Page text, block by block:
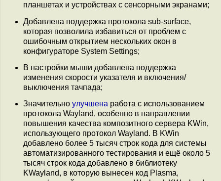
планшетах и устройствах с сенсорными экранами;
Добавлена поддержка протокола sub-surface,
которая позволила избавиться от проблем с
ошибочным открытием нескольких окон в
конфигураторе System Settings;
В настройки мыши добавлена поддержка
изменения скорости указателя и включения/
выключения тачпада;
Значительно улучшена работа с использованием
протокола Wayland, особенно в направлении
повышения качества композитного сервера KWin,
использующего протокол Wayland. В KWin
добавлено более 5 тысяч строк кода для системы
автоматизированного тестирования и ещё около 5
тысяч строк кода добавлено в библиотеку
KWayland, в которую вынесен код Plasma,